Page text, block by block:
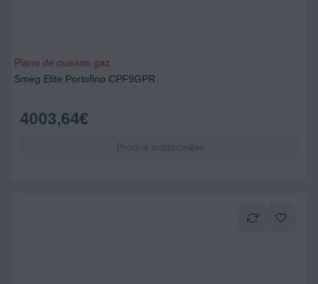
Piano de cuisson gaz
Smeg Elite Portofino CPF9GPR
4003,64€
Produit indisponible